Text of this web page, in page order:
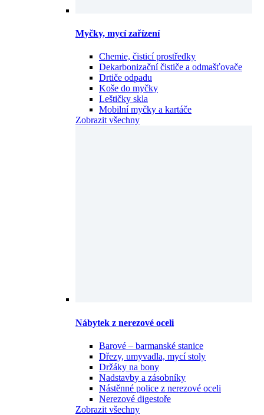
Myčky, mycí zařízení
Chemie, čisticí prostředky
Dekarbonizační čističe a odmašťovače
Drtiče odpadu
Koše do myčky
Leštičky skla
Mobilní myčky a kartáče
Zobrazit všechny
Nábytek z nerezové oceli
Barové – barmanské stanice
Dřezy, umyvadla, mycí stoly
Držáky na bony
Nadstavby a zásobníky
Nástěnné police z nerezové oceli
Nerezové digestoře
Zobrazit všechny